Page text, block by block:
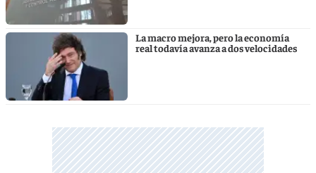
La macro mejora, pero la economía
real todavía avanza a dos velocidades